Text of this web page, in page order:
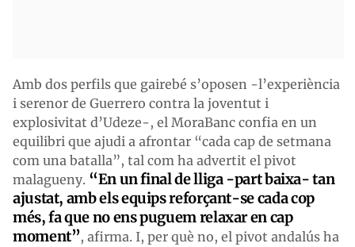
Amb dos perfils que gairebé s’oposen -l’experiència
i serenor de Guerrero contra la joventut i
explosivitat d’Udeze-, el MoraBanc confia en un
equilibri que ajudi a afrontar “cada cap de setmana
com una batalla”, tal com ha advertit el pivot
malagueny. “En un final de lliga -part baixa- tan
ajustat, amb els equips reforçant-se cada cop
més, fa que no ens puguem relaxar en cap
moment”, afirma. I, per què no, el pivot andalús ha